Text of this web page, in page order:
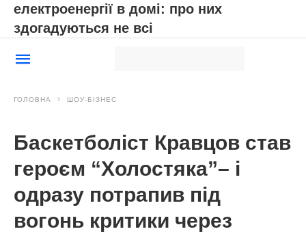
електроенергії в домі: про них
здогадуються не всі